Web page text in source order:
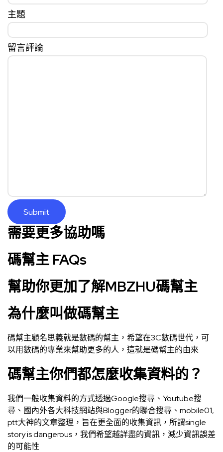
主題
留言評論
需要更多協助嗎
碼幫主 FAQs
幫助你更加了解MBZHU碼幫主
為什麼叫做碼幫主
碼幫主顧名思義就是數碼的幫主，希望在3C數碼世代，可
以用數碼的專業來幫助更多的人，這就是碼幫主的由來
碼幫主你們都怎麼收集資料的？
我們一般收集資料的方式透過Google搜尋、Youtube搜
尋、國內外各大科技網站與Blogger的聯合搜尋、mobile01,
ptt大神的文章整理，旨在更全面的收集資訊，所謂single
story is dangerous，我們希望越詳盡的資訊，減少資訊誤差
的可能性